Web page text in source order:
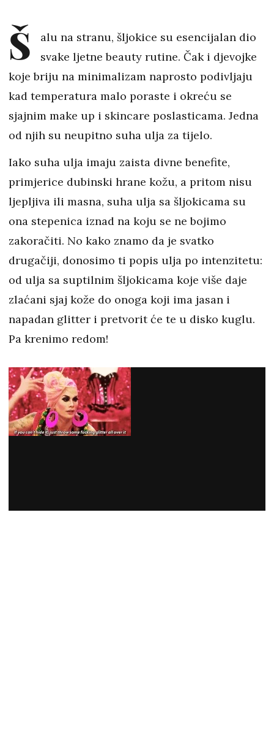
Š
alu na stranu, šljokice su esencijalan dio
svake ljetne beauty rutine. Čak i djevojke
koje briju na minimalizam naprosto podivljaju
kad temperatura malo poraste i okreću se
sjajnim make up i skincare poslasticama. Jedna
od njih su neupitno suha ulja za tijelo.
Iako suha ulja imaju zaista divne benefite,
primjerice dubinski hrane kožu, a pritom nisu
ljepljiva ili masna, suha ulja sa šljokicama su
ona stepenica iznad na koju se ne bojimo
zakoračiti. No kako znamo da je svatko
drugačiji, donosimo ti popis ulja po intenzitetu:
od ulja sa suptilnim šljokicama koje više daje
zlaćani sjaj kože do onoga koji ima jasan i
napadan glitter i pretvorit će te u disko kuglu.
Pa krenimo redom!